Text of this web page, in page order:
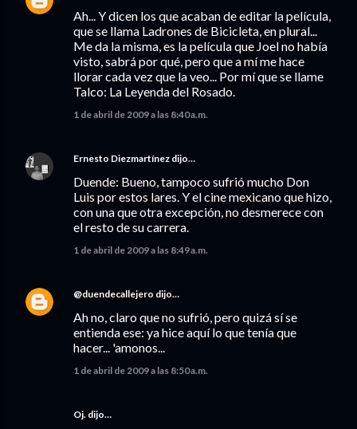
Ah... Y dicen los que acaban de editar la película,
que se llama Ladrones de Bicicleta, en plural...
Me da la misma, es la película que Joel no había
visto, sabrá por qué, pero que a mí me hace
llorar cada vez que la veo... Por mí que se llame
Talco: La Leyenda del Rosado.
1 de abril de 2009 a las 8:40 a.m.
Ernesto Diezmartínez dijo…
Duende: Bueno, tampoco sufrió mucho Don
Luis por estos lares. Y el cine mexicano que hizo,
con una que otra excepción, no desmerece con
el resto de su carrera.
1 de abril de 2009 a las 8:49 a.m.
@duendecallejero dijo…
Ah no, claro que no sufrió, pero quizá sí se
entienda ese: ya hice aquí lo que tenía que
hacer... 'amonos...
1 de abril de 2009 a las 8:50 a.m.
Oj. dijo…